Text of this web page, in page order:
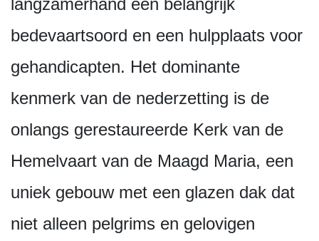
langzamerhand een belangrijk
bedevaartsoord en een hulpplaats voor
gehandicapten. Het dominante
kenmerk van de nederzetting is de
onlangs gerestaureerde Kerk van de
Hemelvaart van de Maagd Maria, een
uniek gebouw met een glazen dak dat
niet alleen pelgrims en gelovigen